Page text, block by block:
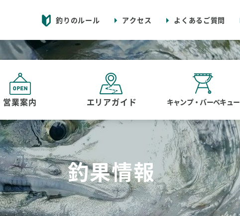
釣りのルール アクセス よくあるご質問
営業案内 エリアガイド キャンプ・バーベキュー
釣果情報